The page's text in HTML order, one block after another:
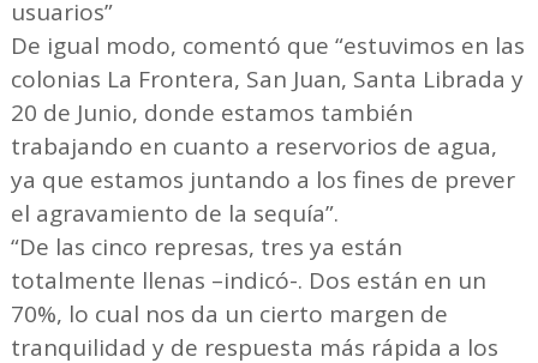
usuarios”
De igual modo, comentó que “estuvimos en las
colonias La Frontera, San Juan, Santa Librada y
20 de Junio, donde estamos también
trabajando en cuanto a reservorios de agua,
ya que estamos juntando a los fines de prever
el agravamiento de la sequía”.
“De las cinco represas, tres ya están
totalmente llenas –indicó-. Dos están en un
70%, lo cual nos da un cierto margen de
tranquilidad y de respuesta más rápida a los